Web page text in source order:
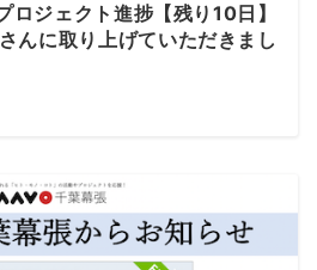
ロジェクト進捗【残り10日】
んに取り上げていただきまし